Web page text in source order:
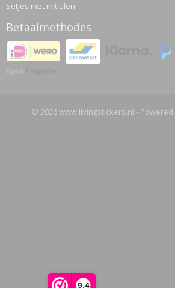
9,4
Setjes met initialen
Betaalmethodes
© 2026 www.livingstickers.nl -